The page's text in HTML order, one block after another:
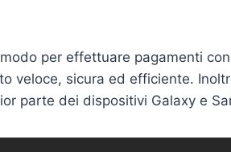
per effettuare pagamenti
veloce, sicura ed efficiente.
parte dei dispositivi Galaxy e